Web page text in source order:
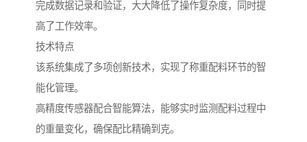
完成数据记录和验证，大大降低了操作复杂度，同时提
高了工作效率。
技术特点
该系统集成了多项创新技术，实现了称重配料环节的智
能化管理。
高精度传感器配合智能算法，能够实时监测配料过程中
的重量变化，确保配比精确到克。